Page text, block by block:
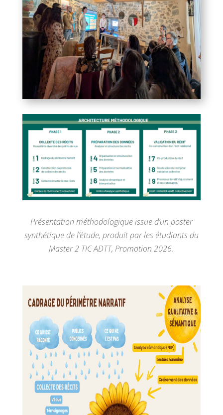
Présentation méthodologique issue d’un poster
synthétique de l’étude, produit par les étudiants du
Master 2 TIC ADTT, Promotion2026.